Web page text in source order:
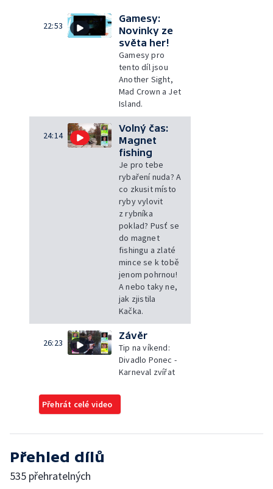
22:53
Gamesy:
Novinky ze
světa her!
Gamesy pro
tento díl jsou
Another Sight,
Mad Crown a Jet
Island.
24:14
Volný čas:
Magnet
fishing
Je pro tebe
rybaření nuda? A
co zkusit místo
ryby vylovit
z rybníka
poklad? Pusť se
do magnet
fishingu a zlaté
mince se k tobě
jenom pohrnou!
A nebo taky ne,
jak zjistila
Kačka.
26:23
Závěr
Tip na víkend:
Divadlo Ponec -
Karneval zvířat
Přehrát celé video
Přehled dílů
535 přehratelných